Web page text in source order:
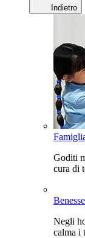
Indietro
Goditi
cura di
Negli
calma i